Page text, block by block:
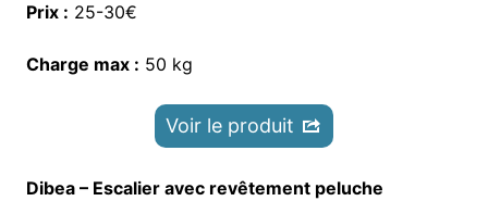
Prix : 25-30€
Charge max : 50 kg
Voir le produit
Dibea – Escalier avec revêtement peluche